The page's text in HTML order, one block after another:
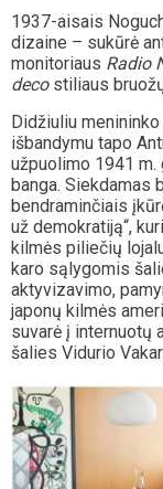
1937-aisais
dizaine – sukūrė
monitoriaus Radio
decostiliaus
Didžiuliu
išbandymu tapo
užpuolimo 1941 m.
banga. Siekdamas
bendraminčiais
už demokratiją“,
kilmės piliečių
karo sąlygomis
aktyvizavimo,
japonų kilmės
suvarė į internuotų
šalies Vidurio